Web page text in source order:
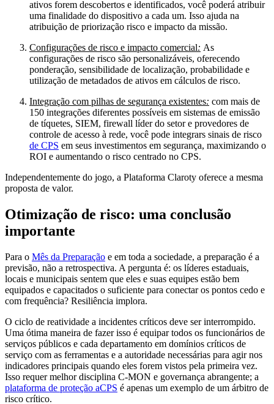
ativos forem descobertos e identificados, você poderá atribuir
uma finalidade do dispositivo a cada um. Isso ajuda na
atribuição de priorização risco e impacto da missão.
Configurações de risco e impacto comercial: As
configurações de risco são personalizáveis, oferecendo
ponderação, sensibilidade de localização, probabilidade e
utilização de metadados de ativos em cálculos de risco.
Integração com pilhas de segurança existentes: com mais de
150 integrações diferentes possíveis em sistemas de emissão
de tíquetes, SIEM, firewall líder do setor e provedores de
controle de acesso à rede, você pode integrars sinais de risco
de CPS em seus investimentos em segurança, maximizando o
ROI e aumentando o risco centrado no CPS.
Independentemente do jogo, a Plataforma Claroty oferece a mesma
proposta de valor.
Otimização de risco: uma conclusão
importante
Para o Mês da Preparação e em toda a sociedade, a preparação é a
previsão, não a retrospectiva. A pergunta é: os líderes estaduais,
locais e municipais sentem que eles e suas equipes estão bem
equipados e capacitados o suficiente para conectar os pontos cedo e
com frequência? Resiliência implora.
O ciclo de reatividade a incidentes críticos deve ser interrompido.
Uma ótima maneira de fazer isso é equipar todos os funcionários de
serviços públicos e cada departamento em domínios críticos de
serviço com as ferramentas e a autoridade necessárias para agir nos
indicadores principais quando eles forem vistos pela primeira vez.
Isso requer melhor disciplina C-MON e governança abrangente; a
plataforma de proteção aCPS é apenas um exemplo de um árbitro de
risco crítico.